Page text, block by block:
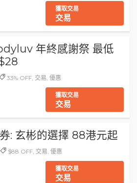
獲取交易
交易
年終感謝祭 最低
33% OFF, 交易, 優惠
獲取交易
交易
: 玄彬的選擇 88港元起
$88 OFF, 交易, 優惠
獲取交易
交易